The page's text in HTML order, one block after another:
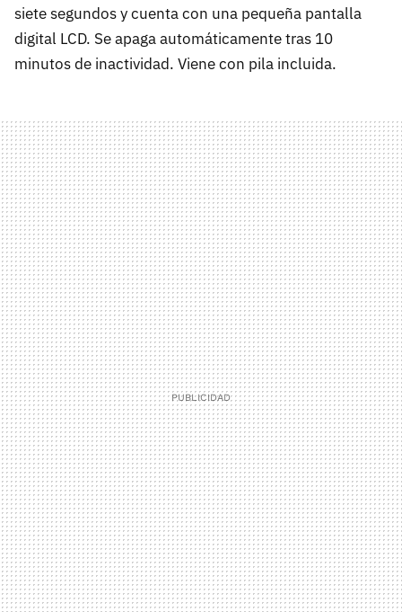
siete segundos y cuenta con una pequeña pantalla
digital LCD. Se apaga automáticamente tras 10
minutos de inactividad. Viene con pila incluida.